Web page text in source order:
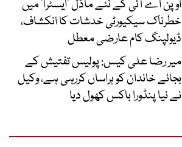
اوپن اے آئی کے نئے ماڈل ’ایسٹرا‘ میں
خطرناک سیکیورٹی خدشات کا انکشاف،
ڈیولپنگ کام عارضی معطل
میر رضا علی کیس: پولیس تفتیش کے
بجائے خاندان کو ہراساں کررہی ہے، وکیل
نے نیا پنڈورا باکس کھول دیا